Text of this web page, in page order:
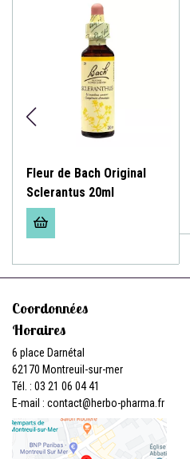
Fleur de Bach Original
Sclerantus 20ml
Coordonnées
Horaires
6 place Darnétal
62170 Montreuil-sur-mer
Tél. : 03 21 06 04 41
E-mail : contact@herbo-pharma.fr